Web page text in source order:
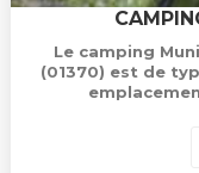
Le camping
(01370) est de